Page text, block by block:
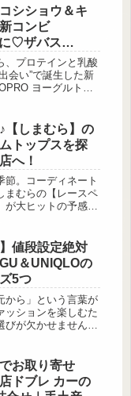
感発色が特徴「ケイ
ー クリスタルポッ
リスタルポッド」
うるおい感が特徴の
ずみずしい唇に仕上
す。唇にぴたっ...
シショウ＆キ
コンビ
に♡ザバス
ルト味 サンプ
、プロテインと乳酸
会い”で誕生した新
ヨーグルト
サンプリングイベン
【しまむら】の
トップスを探
へ！
節。コーディネート
まむらの【レースペ
が大ヒットの予感！
ていきます。繊細レ
プス 出
お花柄が可愛いこ
首元の開きは少なめ
をほどよくスッキリ
ンチスリーブです。
触りの良...
値段設定絶対
＆UNIQLOの
5つ
から」という言葉が
ッションを楽しむた
が欠かせませんよ
さえたコーディネー
今回はUNIQLOと
シューズをピック
お取り寄せ
ドブレ カーの